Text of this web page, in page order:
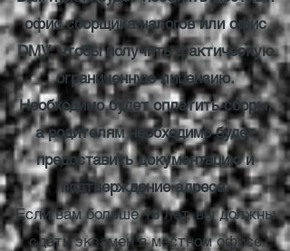
офис сборщика налогов или офис
DMV, чтобы получить фактическую
ограниченную лицензию.
Необходимо будет оплатить сборы,
а родителям необходимо будет
предоставить документацию и
подтверждение адреса.
Если вам больше 18 лет, вы должны
сдать экзамен в местном офисе